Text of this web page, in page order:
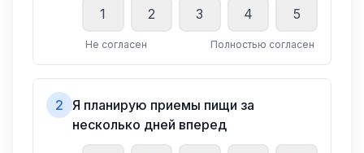
1 2 3 4 5
Не согласен Полностью согласен
2 Я планирую приемы пищи за
несколько дней вперед